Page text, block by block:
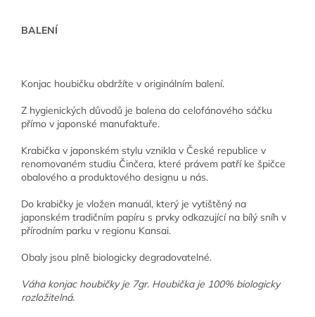
BALENÍ
Konjac houbičku obdržíte v originálním balení.
Z hygienických důvodů je balena do celofánového sáčku
přímo v japonské manufaktuře.
Krabička v japonském stylu vznikla v České republice v
renomovaném studiu Činčera, které právem patří ke špičce
obalového a produktového designu u nás.
Do krabičky je vložen manuál, který je vytištěný na
japonském tradičním papíru s prvky odkazující na bílý sníh v
přírodním parku v regionu Kansai.
Obaly jsou plně biologicky degradovatelné.
Váha konjac houbičky je 7gr. Houbička je 100% biologicky
rozložitelná.